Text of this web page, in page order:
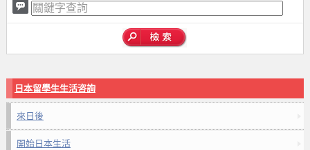
日本留學生生活咨詢
來日後
開始日本生活